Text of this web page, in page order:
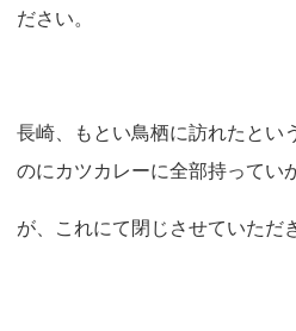
ださい。
長崎、もとい鳥栖に訪れたとい
のにカツカレーに全部持ってい
が、これにて閉じさせていただ